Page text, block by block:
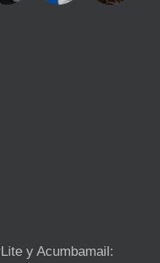
y Acumbamail: